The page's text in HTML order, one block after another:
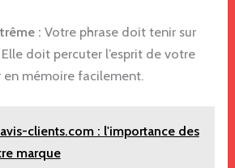
: Votre phrase doit tenir sur
doit percuter l’esprit de votre
en mémoire facilement.
clients.com : l'importance des
marque